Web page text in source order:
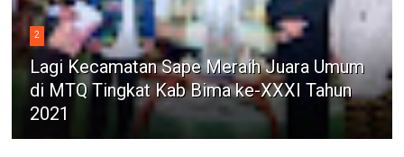
2
Lagi Kecamatan Sape Meraih Juara Umum
di MTQ Tingkat Kab Bima ke-XXXI Tahun
2021